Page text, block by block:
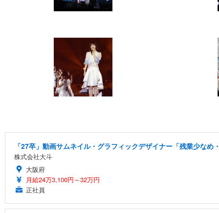
「27卒」動画サムネイル・グラフィックデザイナー「残業少な
株式会社大斗
大阪府
月給24万3,100円～32万円
正社員